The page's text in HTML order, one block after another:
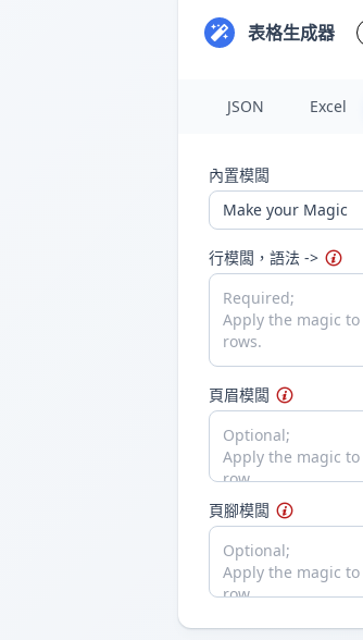
表格生成器
JSON Excel
內置模闆
行模闆，語法 ->
第1、第2...個標題字段，也可
後麵的字符串分割當前行
執行JavaScript 代碼，例如：
使用反斜槓\ 輸出大括號 {...}
頁眉模闆
頁腳模闆